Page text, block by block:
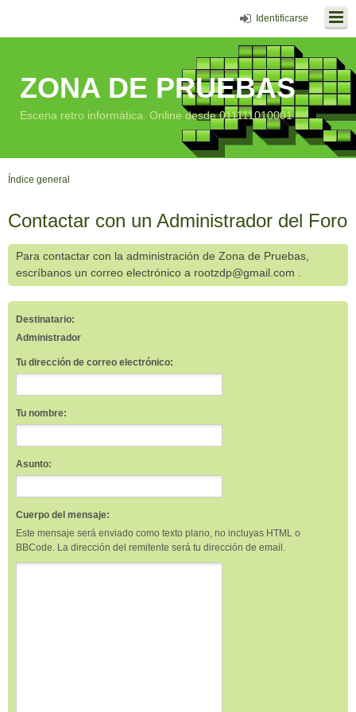
Identificarse
ZONA DE PRUEBAS
Escena retro informática. Online desde 011111010001
Índice general
Contactar con un Administrador del Foro
Para contactar con la administración de Zona de Pruebas,
escríbanos un correo electrónico a rootzdp@gmail.com .
Destinatario:
Administrador
Tu dirección de correo electrónico:
Tu nombre:
Asunto:
Cuerpo del mensaje:
Este mensaje será enviado como texto plano, no incluyas HTML o
BBCode. La dirección del remitente será tu dirección de email.